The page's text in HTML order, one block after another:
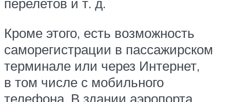
Кроме этого, есть возможность
саморегистрации в пассажирском
терминале или через Интернет,
в том числе с мобильного
телефона. В здании аэропорта